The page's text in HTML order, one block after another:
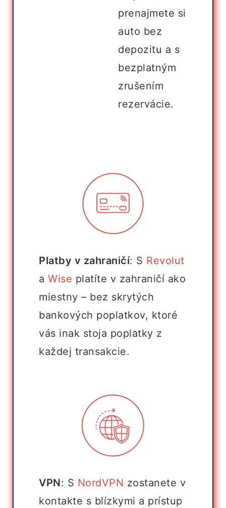
prenajmete si
auto bez
depozitu a s
bezplatným
zrušením
rezervácie.
Platby v zahraničí: S Revolut
a Wise platíte v zahraničí ako
miestny – bez skrytých
bankových poplatkov, ktoré
vás inak stoja poplatky z
každej transakcie.
VPN: S NordVPN zostanete v
kontakte s blízkymi a prístup